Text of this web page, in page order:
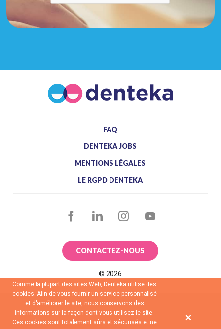
FAQ
DENTEKA JOBS
MENTIONS LÉGALES
LE RGPD DENTEKA
FACEBOOKLINKEDIN INSTAGRAM
CONTACTEZ-NOUS
© 2026
Comme la plupart des sites Web, Denteka utilise des
cookies. Afin de vous fournir un service personnalisé
et d'améliorer le site, nous conservons des
informations sur la façon dont vous utilisez le site.
Ces cookies sont totalement sûrs et sécurisés et ne